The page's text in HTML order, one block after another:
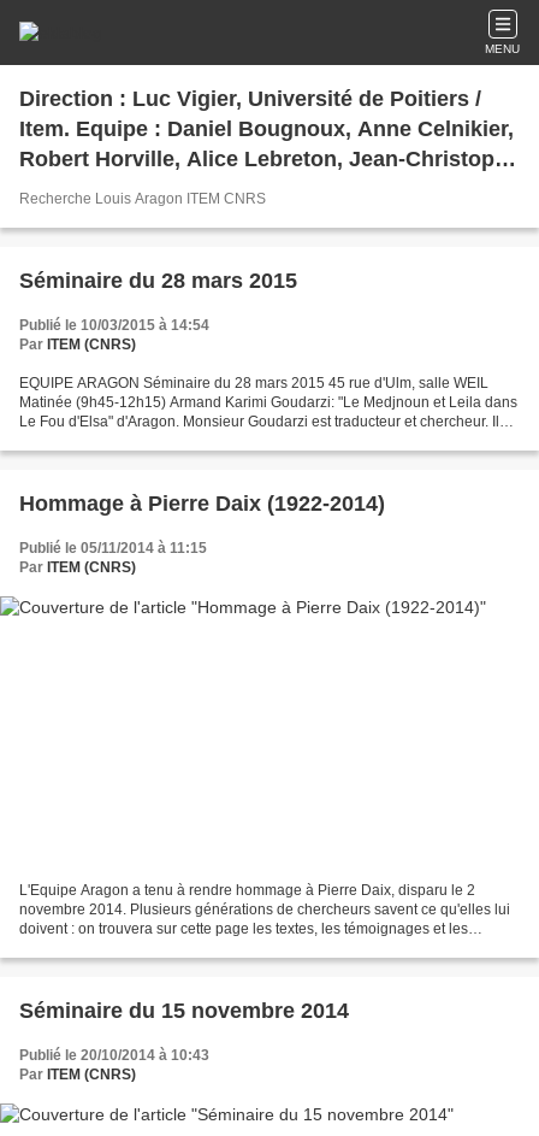
MENU
Direction : Luc Vigier, Université de Poitiers /
Item. Equipe : Daniel Bougnoux, Anne Celnikier,
Robert Horville, Alice Lebreton, Jean-Christophe
Legendre, Velimir Mladenovic, Jean-François
Recherche Louis Aragon ITEM CNRS
Séminaire du 28 mars 2015
Publié le 10/03/2015 à 14:54
Par ITEM (CNRS)
EQUIPE ARAGON Séminaire du 28 mars 2015 45 rue d'Ulm, salle WEIL
Matinée (9h45-12h15) Armand Karimi Goudarzi: "Le Medjnoun et Leila dans
Le Fou d'Elsa" d'Aragon. Monsieur Goudarzi est traducteur et chercheur. Il
Hommage à Pierre Daix (1922-2014)
Publié le 05/11/2014 à 11:15
Par ITEM (CNRS)
L'Equipe Aragon a tenu à rendre hommage à Pierre Daix, disparu le 2
novembre 2014. Plusieurs générations de chercheurs savent ce qu'elles lui
doivent : on trouvera sur cette page les textes, les témoignages et les
Séminaire du 15 novembre 2014
Publié le 20/10/2014 à 10:43
Par ITEM (CNRS)